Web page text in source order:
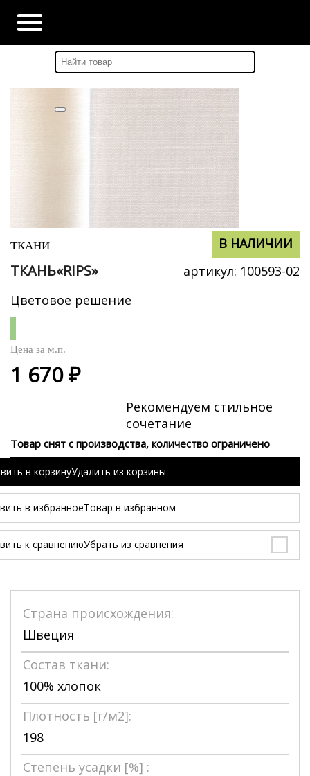
Главная
Каталог
ТКАНИ
ТКАНЬ«RIPS»
В НАЛИЧИИ
артикул: 100593-02
Цветовое решение
Рекомендуем стильное
сочетание
Цена за м.п.
1 670 ₽
В НАЛИЧИИ
Товар снят с производства, количество ограничено
в корзинуУдалить из корзины
в избранноеТовар в избранном
к сравнениюУбрать из сравнения
Страна происхождения:
Швеция
Состав ткани:
100% хлопок
Плотность [г/м2]:
198
Степень усадки [%] :